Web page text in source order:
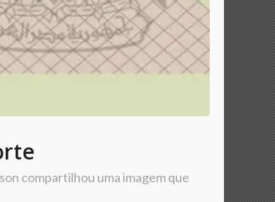
compartilhou uma imagem que